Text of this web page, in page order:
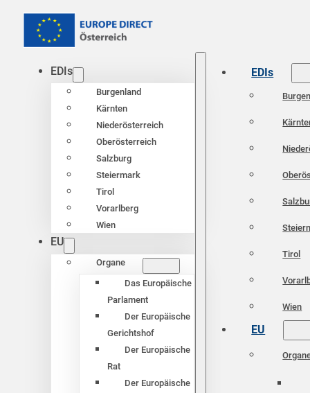
EDIs
Burgenland
Kärnten
Niederösterreich
Oberösterreich
Salzburg
Steiermark
Tirol
Vorarlberg
Wien
EU
Organe
Das Europäische
Parlament
Der Europäische
Gerichtshof
Der Europäische
Rat
Der Europäische
EDIs
Tirol
Wien
EU